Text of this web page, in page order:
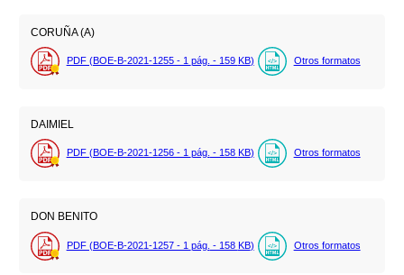
CORUÑA (A)
PDF (BOE-B-2021-1255 - 1 pág. - 159 KB) Otros formatos
DAIMIEL
PDF (BOE-B-2021-1256 - 1 pág. - 158 KB) Otros formatos
DON BENITO
PDF (BOE-B-2021-1257 - 1 pág. - 158 KB) Otros formatos